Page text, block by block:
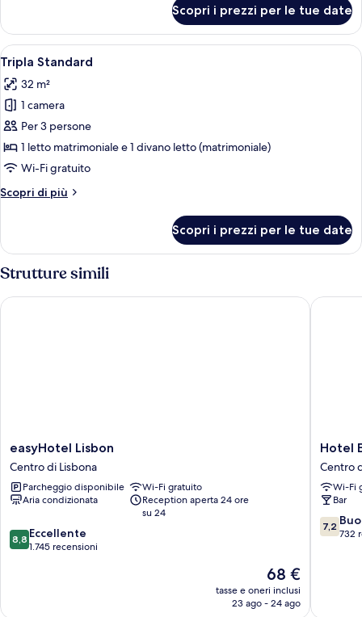
monolocale
Junior
Scopri i prezzi per le tue date
Apri
tutte
le
foto
per
Tripla
Standard
Una camera d'albergo con un letto,
6
Tripla Standard
32 m²
1 camera
Per 3 persone
1 letto matrimoniale e 1 divano letto (matrimoniale)
Wi-Fi gratuito
Scopri di più
Altri
Standard
Scopri i prezzi per le tue date
Strutture simili
easyHotel
Lisbon
Centro
di
Lisbona
easyHotel Lisbon
Centro di Lisbona
Parcheggio disponibile
Wi-Fi gratuito
Aria condizionata
Reception aperta 24 ore
su 24
8.8
su
8,8 Eccellente
1.745 recensioni
Il
prezzo
attuale
68 €
tasse e oneri inclusi
23 ago - 24 ago
easyHotel Lisbon
Hotel
Centro
di
Lisbona
Hotel
Centro
Wi-Fi
Bar
7.2
su
7,2
732
Hotel